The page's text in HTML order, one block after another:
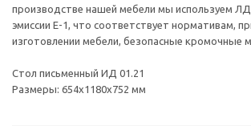
производстве нашей мебели мы используем
эмиссии Е-1, что соответствует нормативам,
изготовлении мебели, безопасные кромочные
Стол письменный ИД 01.21
Размеры: 654х1180х752 мм